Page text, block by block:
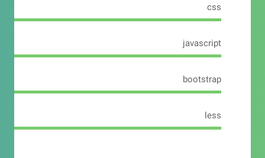
css
javascript
bootstrap
less